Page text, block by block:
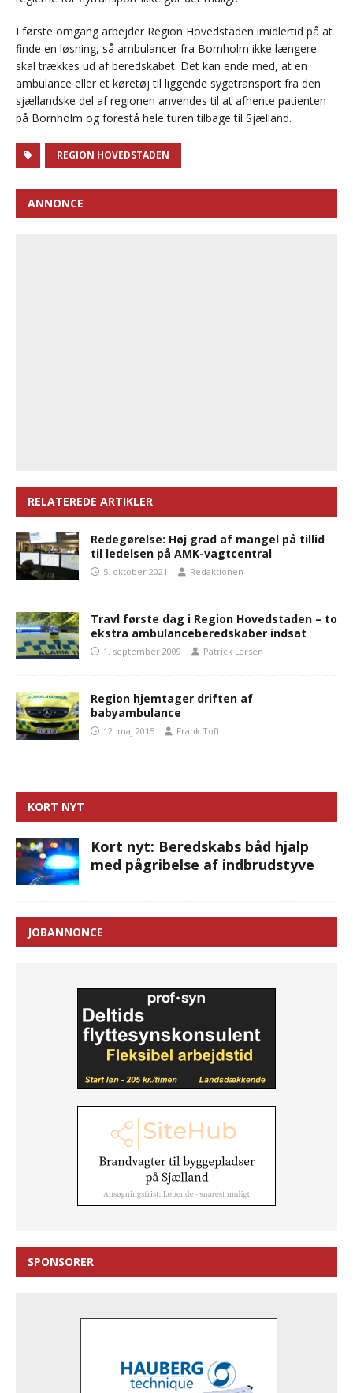
I første omgang arbejder Region Hovedstaden imidlertid på at
finde en løsning, så ambulancer fra Bornholm ikke længere
skal trækkes ud af beredskabet. Det kan ende med, at en
ambulance eller et køretøj til liggende sygetransport fra den
sjællandske del af regionen anvendes til at afhente patienten
på Bornholm og forestå hele turen tilbage til Sjælland.
REGION HOVEDSTADEN
ANNONCE
RELATEREDE ARTIKLER
Redegørelse: Høj grad af mangel på tillid
til ledelsen på AMK-vagtcentral
5. oktober 2021 Redaktionen
Travl første dag i Region Hovedstaden – to
ekstra ambulanceberedskaber indsat
1. september 2009 Patrick Larsen
Region hjemtager driften af
babyambulance
12. maj 2015 Frank Toft
KORT NYT
Kort nyt: Beredskabs båd hjalp
med pågribelse af indbrudstyve
JOBANNONCE
SPONSORER